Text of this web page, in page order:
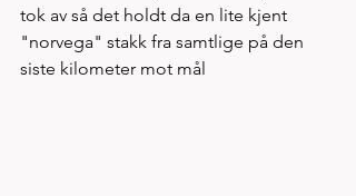
tok av så det holdt da en lite kjent
"norvega" stakk fra samtlige på den
siste kilometer mot mål